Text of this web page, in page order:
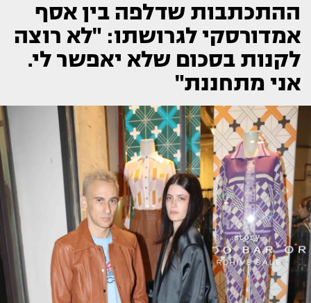
ההתכתבות שדלפה בין אסף
אמדורסקי לגרושתו: "לא רוצה
לקנות בסכום שלא יאפשר לי.
אני מתחננת"